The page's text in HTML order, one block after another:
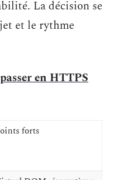
La décision se
et le rythme
en HTTPS
forts